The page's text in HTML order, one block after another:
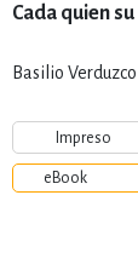
Cada quien
Basilio
Impreso
eBook